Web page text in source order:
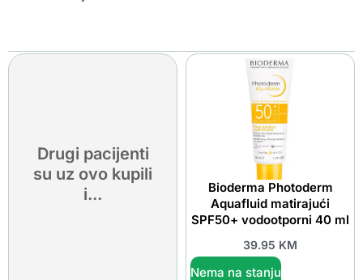
Drugi pacijenti
su uz ovo kupili
i...
Bioderma Photoderm
Aquafluid matirajući
SPF50+ vodootporni 40 ml
39.95 KM
Nema na stanju